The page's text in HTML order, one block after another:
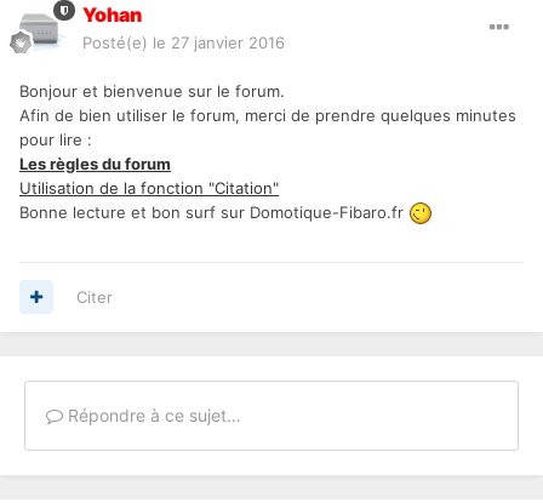
Yohan
Posté(e) le 27 janvier 2016
Bonjour et bienvenue sur le forum.
Afin de bien utiliser le forum, merci de prendre quelques minutes
pour lire :
Les règles du forum
Utilisation de la fonction "Citation"
Bonne lecture et bon surf sur Domotique-Fibaro.fr
Citer
Répondre à ce sujet…